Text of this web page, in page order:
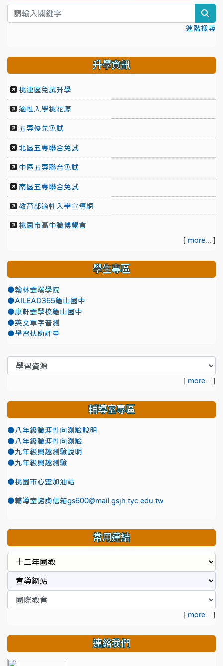
進階搜尋
升學資訊
桃連區免試升學
適性入學桃花源
五專優先免試
北區五專聯合免試
中區五專聯合免試
南區五專聯合免試
教育部適性入學宣導網
桃園市高中職博覽會
[ more... ]
學生專區
●翰林雲端學院
●AILEAD365龜山國中
●康軒雲學校龜山國中
●英文單字普測
●學習扶助評量
[ more... ]
輔導室專區
●八年級職涯性向測驗說明
●八年級職涯性向測驗
●九年級興趣測驗說明
●九年級興趣測驗
●桃園市心靈加油站
●輔導室諮詢信箱gs600@mail.gsjh.tyc.edu.tw
常用連結
[ more... ]
連絡我們